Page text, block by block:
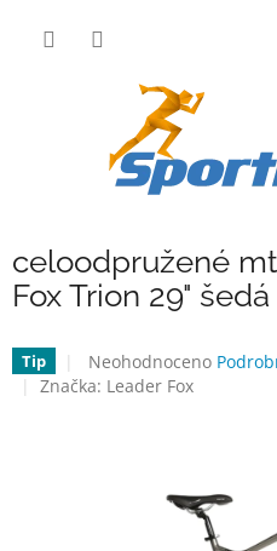
celoodpružené
Fox Trion 29"
Tip
Průměrné
hodnocení
Neohodnoceno
Značka: Leader Fox